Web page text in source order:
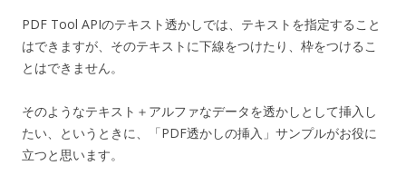
PDF Tool APIのテキスト透かしでは、テキストを指定すること
はできますが、そのテキストに下線をつけたり、枠をつけるこ
とはできません。
そのようなテキスト＋アルファなデータを透かしとして挿入し
たい、というときに、「PDF透かしの挿入」サンプルがお役に
立つと思います。